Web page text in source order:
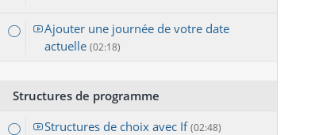
Ajouter une journée de votre date
actuelle (02:18)
Structures de programme
Structures de choix avec If(02:48)